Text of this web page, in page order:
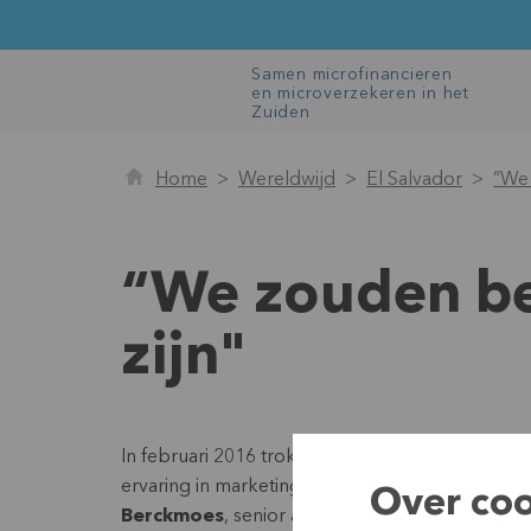
Samen microfinancieren
en microverzekeren in het
Zuiden
Home Wereldwijd El Salvador
“We zouden
zijn"
In februari 2016 trok
ervaring in marketing en verkoop, voor BRS
Berckmoes, senior auditor op vlak van
Over